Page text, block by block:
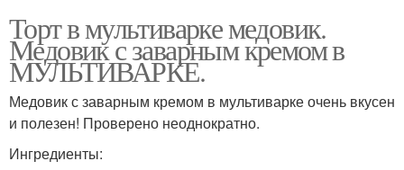
Торт в мультиварке медовик.
Медовик с заварным кремом в
МУЛЬТИВАРКЕ.
Медовик с заварным кремом в мультиварке очень вкусен
и полезен! Проверено неоднократно.
Ингредиенты: